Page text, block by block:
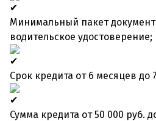
Минимальный пакет
водительское удостоверение;
Срок кредита от 6 месяцев до
Сумма кредита от 50 000 руб.